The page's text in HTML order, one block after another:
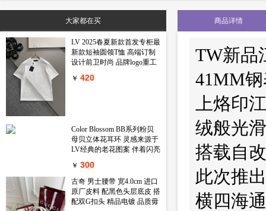
大家都在买
LV 2025春夏新款首发专柜最
新款短袖圆领T恤 高端订制
设计前卫时尚 品牌logo重工
面料.手感柔软.穿着舒适.专
￥ 420
Color Blossom BB系列粉贝
母贝立体花耳环 灵感来源于
LV经典的老花图案 伴着闪亮
鲜花在天然母贝上绽放出璀
璨的淡粉金光 链条上还镶嵌
一颗闪耀的小钻石 绝对的气
质款 心动只在一瞬间
￥ 300
古奇 男士腰带 宽4.0cm 进口
原厂皮料 配黑色头层底皮 搭
配双G扣头 精品电镀 品质毋
商品详情
TW新品
41MM
上烙印
绒般光
搭载自
此次推
横四海